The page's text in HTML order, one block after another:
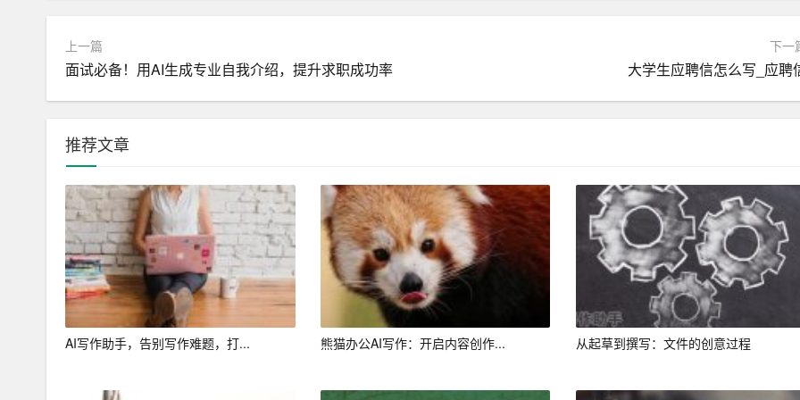
1. 文本相似度检测
2. 词汇对比
AI写作工具在判断抄袭时，可以对比文章中的关键词汇。如果待检测文章中的关键词汇与已知文章高度重合，那
么抄袭的可能性较大。
3. 语法结构分析
AI可以通过分析文章的语法结构，判断是否存在抄袭。如果待检测文章的语法结构与已知文章高度相似，那么抄
袭的可能性较大。
上一篇
面试必备！用AI生成专业自我介绍，提升求职成功率
下一
大学生应聘信怎么写_应聘
推荐文章
AI写作助手，告别写作难题，打... 熊猫办公AI写作：开启内容创作... 从起草到撰写：文件的创意过程